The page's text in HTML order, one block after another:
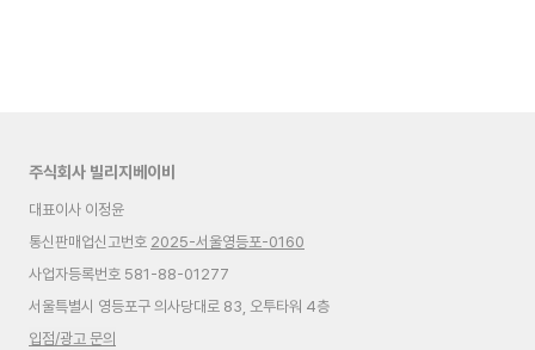
주식회사 빌리지베이비
대표이사 이정윤
통신판매업신고번호 2025-서울영등포-0160
사업자등록번호 581-88-01277
서울특별시 영등포구 의사당대로 83, 오투타워 4층
입점/광고 문의